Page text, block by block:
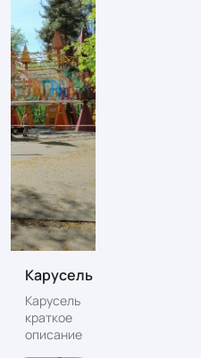
Карусель
Карусель
краткое
описание